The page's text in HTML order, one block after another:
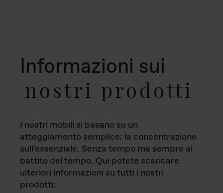
Informazioni sui
nostri prodotti
I nostri mobili si basano su un
atteggiamento semplice: la concentrazione
sull'essenziale. Senza tempo ma sempre al
battito del tempo. Qui potete scaricare
ulteriori informazioni su tutti i nostri
prodotti: